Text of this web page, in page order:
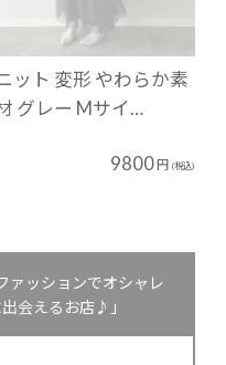
ット 変形 やわらか素
グレー Mサイ…
9800 円 (税込)
ァッションでオシャレ
会えるお店♪」